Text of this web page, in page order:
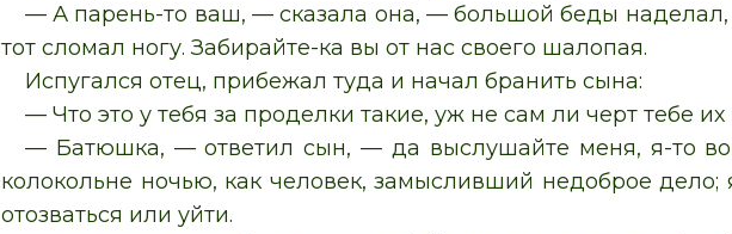
— А парень-то ваш, — сказала она, — большой беды наделал,
тот сломал ногу. Забирайте-ка вы от нас своего шалопая.
Испугался отец, прибежал туда и начал бранить сына:
— Что это у тебя за проделки такие, уж не сам ли черт тебе
— Батюшка, — ответил сын, — да выслушайте меня, я-то
колокольне ночью, как человек, замысливший недоброе
отозваться или уйти.